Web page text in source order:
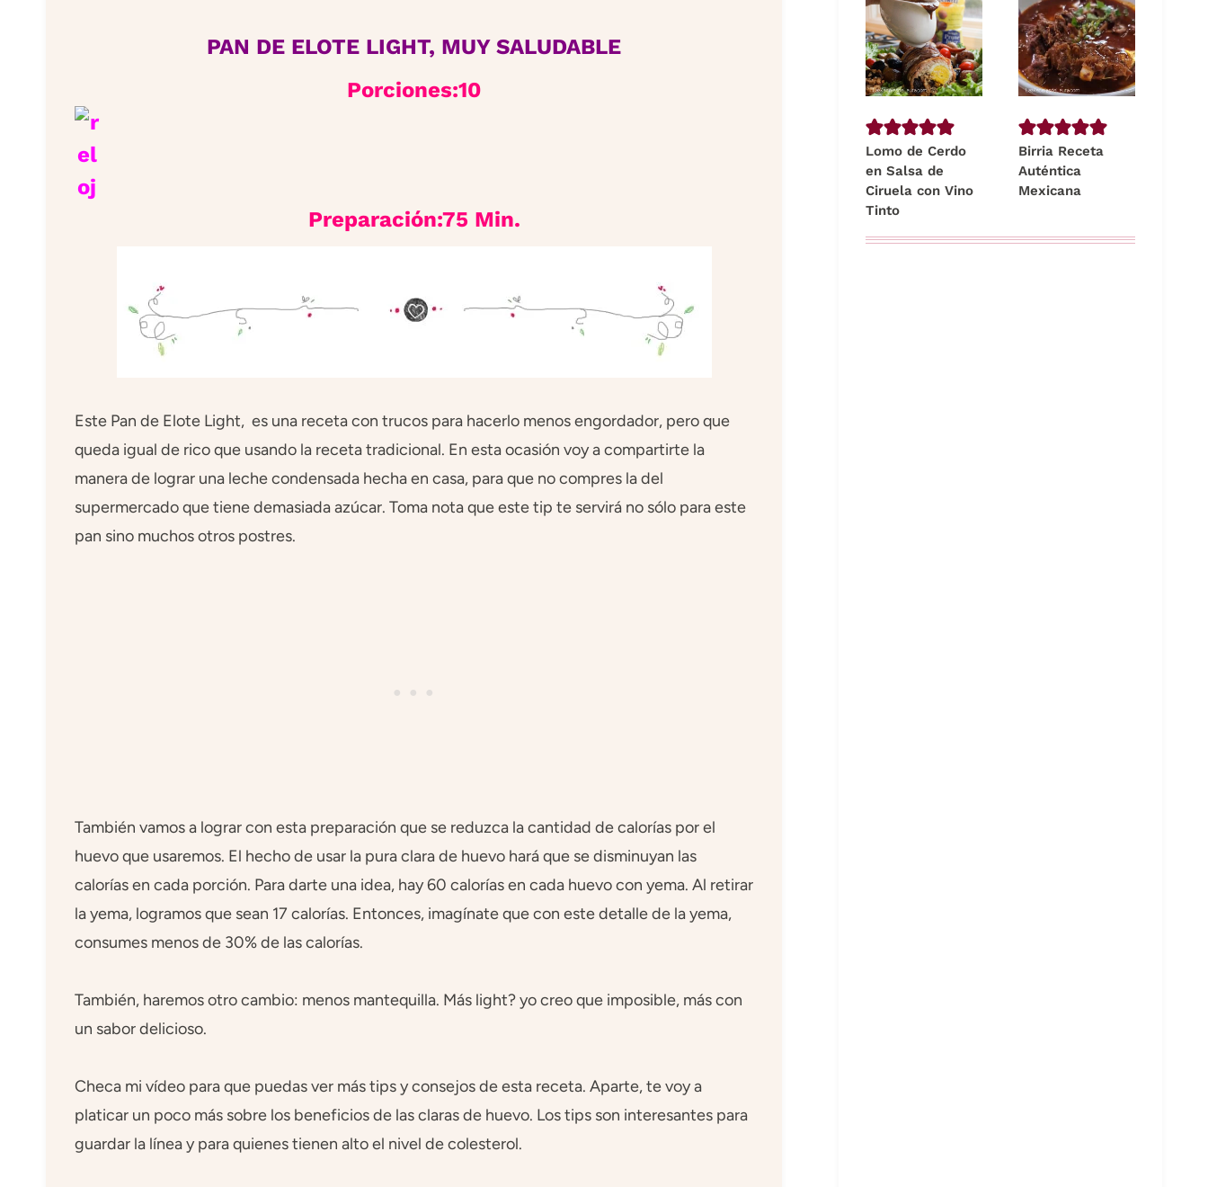
PAN DE ELOTE LIGHT, MUY SALUDABLE
Porciones:10
Preparación:75 Min.
Este Pan de Elote Light, es una receta con trucos para hacerlo menos engordador, pero que
queda igual de rico que usando la receta tradicional. En esta ocasión voy a compartirte la
manera de lograr una leche condensada hecha en casa, para que no compres la del
supermercado que tiene demasiada azúcar. Toma nota que este tip te servirá no sólo para este
pan sino muchos otros postres.
También vamos a lograr con esta preparación que se reduzca la cantidad de calorías por el
huevo que usaremos. El hecho de usar la pura clara de huevo hará que se disminuyan las
calorías en cada porción. Para darte una idea, hay 60 calorías en cada huevo con yema. Al retirar
la yema, logramos que sean 17 calorías. Entonces, imagínate que con este detalle de la yema,
consumes menos de 30% de las calorías.
También, haremos otro cambio: menos mantequilla. Más light? yo creo que imposible, más con
un sabor delicioso.
Checa mi vídeo para que puedas ver más tips y consejos de esta receta. Aparte, te voy a
platicar un poco más sobre los beneficios de las claras de huevo. Los tips son interesantes para
guardar la línea y para quienes tienen alto el nivel de colesterol.
Lomo de Cerdo
en Salsa de
Ciruela con Vino
Tinto
Birria Receta
Auténtica
Mexicana